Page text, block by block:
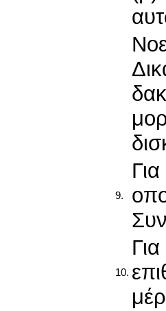
9.
10.